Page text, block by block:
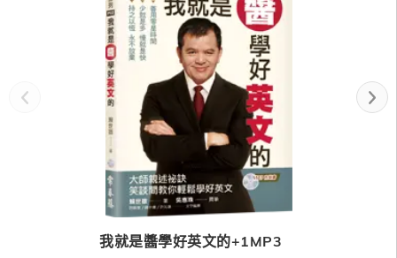
我就是醬學好英文的+1MP3